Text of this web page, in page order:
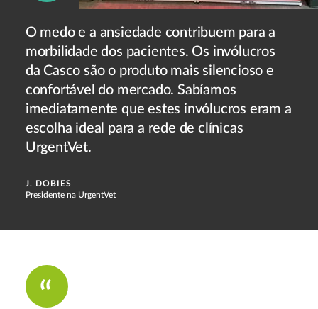
O medo e a ansiedade contribuem para a
morbilidade dos pacientes. Os invólucros
da Casco são o produto mais silencioso e
confortável do mercado. Sabíamos
imediatamente que estes invólucros eram a
escolha ideal para a rede de clínicas
UrgentVet.
J. DOBIES
Presidente na UrgentVet